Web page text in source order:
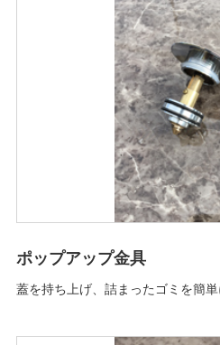
ポップアップ金具
蓋を持ち上げ、詰まったゴミを簡単